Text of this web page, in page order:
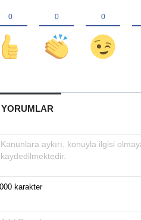
YORUMLAR